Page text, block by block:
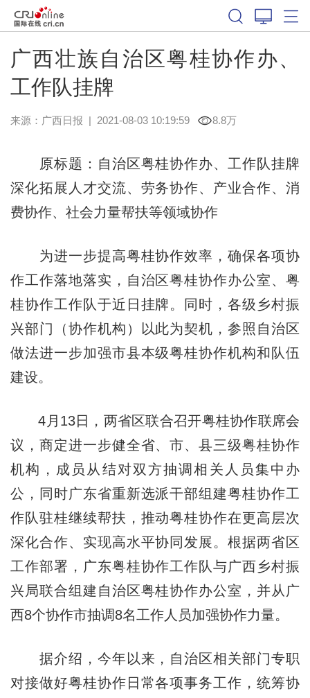
广西壮族自治区粤桂协作办、
工作队挂牌
来源： 广西日报 | 2021-08-03 10:19:59 8.8万
原标题：自治区粤桂协作办、工作队挂牌
深化拓展人才交流、劳务协作、产业合作、消
费协作、社会力量帮扶等领域协作
为进一步提高粤桂协作效率，确保各项协
作工作落地落实，自治区粤桂协作办公室、粤
桂协作工作队于近日挂牌。同时，各级乡村振
兴部门（协作机构）以此为契机，参照自治区
做法进一步加强市县本级粤桂协作机构和队伍
建设。
4月13日，两省区联合召开粤桂协作联席会
议，商定进一步健全省、市、县三级粤桂协作
机构，成员从结对双方抽调相关人员集中办
公，同时广东省重新选派干部组建粤桂协作工
作队驻桂继续帮扶，推动粤桂协作在更高层次
深化合作、实现高水平协同发展。根据两省区
工作部署，广东粤桂协作工作队与广西乡村振
兴局联合组建自治区粤桂协作办公室，并从广
西8个协作市抽调8名工作人员加强协作力量。
据介绍，今年以来，自治区相关部门专职
对接做好粤桂协作日常各项事务工作，统筹协